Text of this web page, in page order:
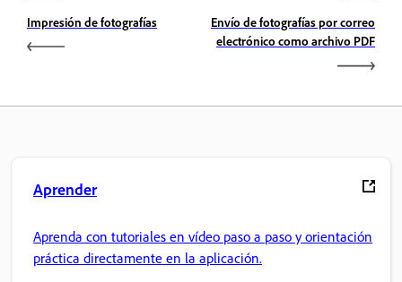
Impresión de fotografías
Envío de fotografías por correo
electrónico como archivo PDF
Aprender
Aprenda con tutoriales en vídeo paso a paso y orientación
práctica directamente en la aplicación.